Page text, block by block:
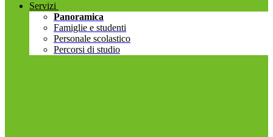
Servizi
Panoramica
Famiglie e studenti
Personale scolastico
Percorsi di studio